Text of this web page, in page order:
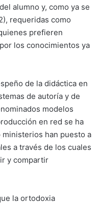
alumno y, como ya se
requeridas como
prefieren
los conocimientos ya
de la didáctica en
de autoría y de
modelos
en red se ha
han puesto a
a través de los cuales
y compartir
la ortodoxia